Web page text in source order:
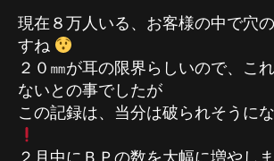
現在８万人いる、お客様の中で穴
すね
２０㎜が耳の限界らしいので、こ
ないとの事でしたが
この記録は、当分は破られそうに
２月中にＢＰの数を大幅に増やし